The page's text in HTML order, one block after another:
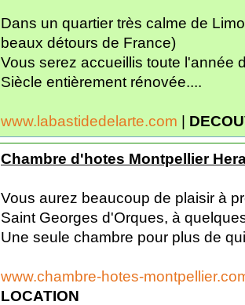
Dans un quartier très calme de
beaux détours de France)
Vous serez accueillis toute l'année
Siècle entièrement rénovée....
www.labastidedelarte.com |
Chambre d'hotes Montpellier
Vous aurez beaucoup de plaisir à
Saint Georges d'Orques, à
Une seule chambre pour plus de
www.chambre-hotes-
LOCATION